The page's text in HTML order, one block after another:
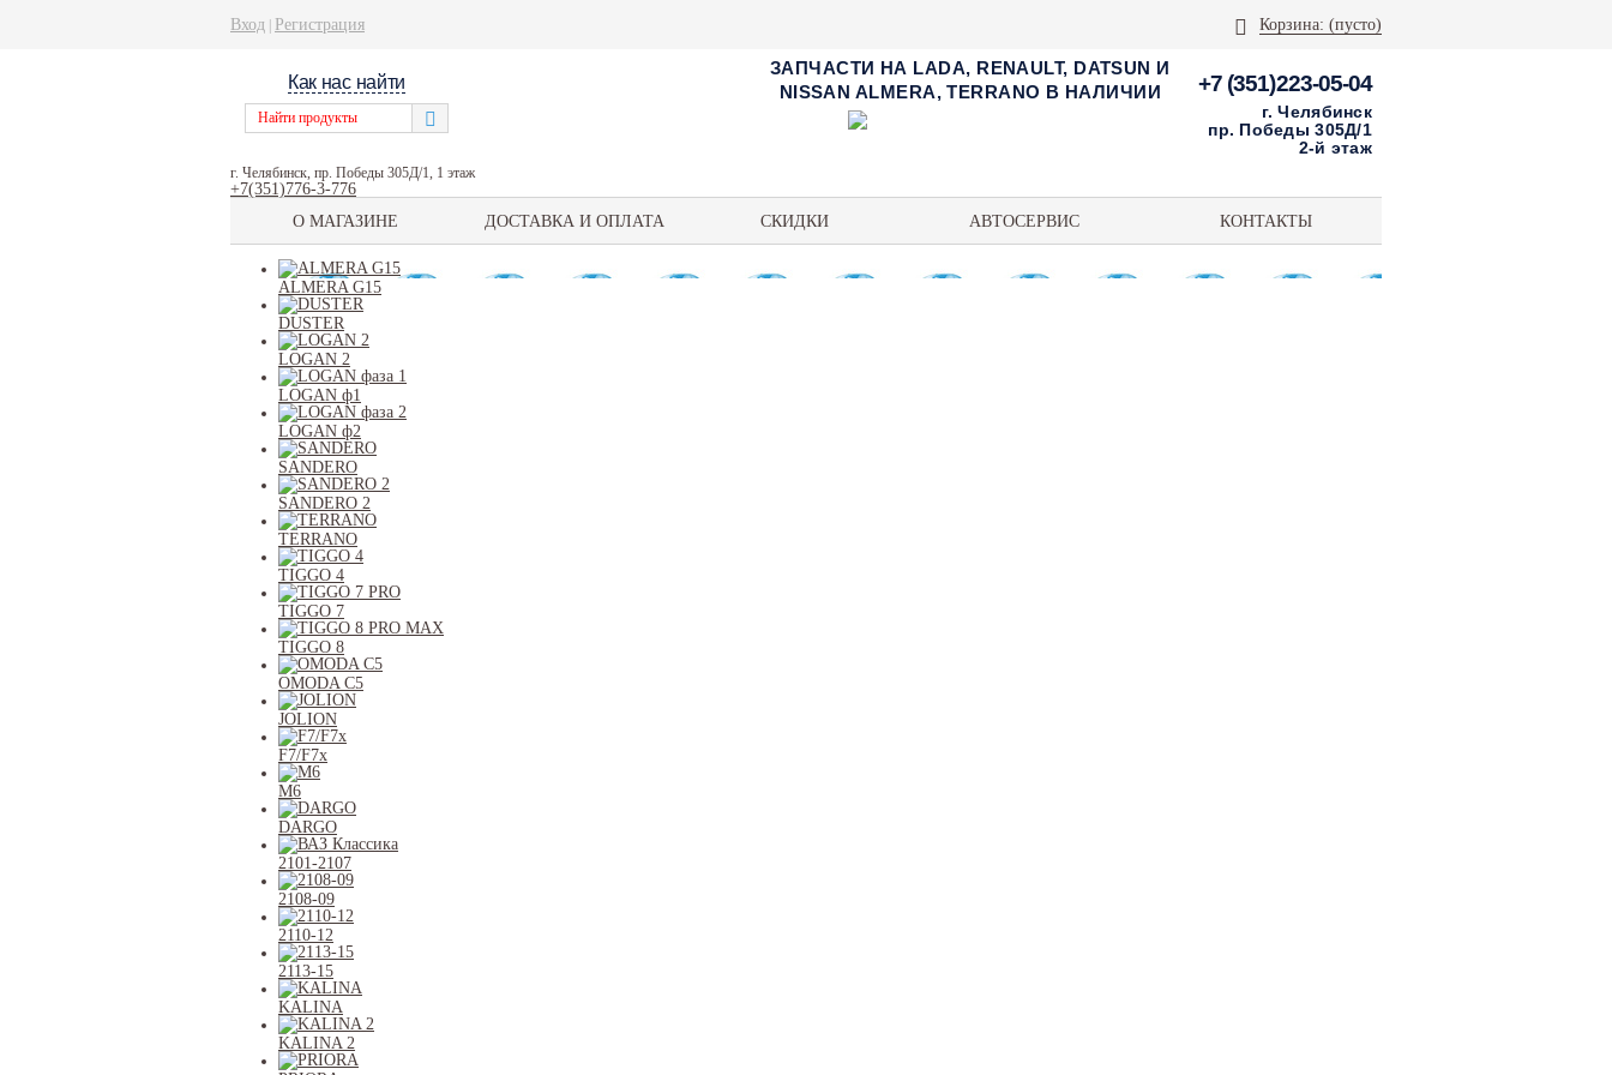
Вход Регистрация Корзина: (пусто)
ЗАПЧАСТИ НА LADA, RENAULT, DATSUN И
NISSAN ALMERA, TERRANO В НАЛИЧИИ
Как нас найти +7 (351)223-05-04
г. Челябинск
пр. Победы 305Д/1
2-й этаж
г. Челябинск, пр. Победы 305Д/1, 1 этаж
+7(351)776-3-776
О МАГАЗИНЕ
ДОСТАВКА И ОПЛАТА СКИДКИ АВТОСЕРВИС КОНТАКТЫ
ALMERA G15
DUSTER
LOGAN 2
LOGAN ф1
LOGAN ф2
SANDERO
SANDERO 2
TERRANO
TIGGO 4
TIGGO 7
TIGGO 8
OMODA C5
JOLION
F7/F7x
M6
DARGO
2101-2107
2108-09
2110-12
2113-15
KALINA
KALINA 2